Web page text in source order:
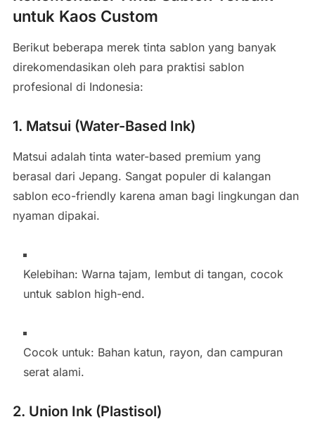
untuk Kaos Custom
Berikut beberapa merek tinta sablon yang banyak
direkomendasikan oleh para praktisi sablon
profesional di Indonesia:
1. Matsui (Water-Based Ink)
Matsui adalah tinta water-based premium yang
berasal dari Jepang. Sangat populer di kalangan
sablon eco-friendly karena aman bagi lingkungan dan
nyaman dipakai.
Kelebihan: Warna tajam, lembut di tangan, cocok
untuk sablon high-end.
Cocok untuk: Bahan katun, rayon, dan campuran
serat alami.
2. Union Ink (Plastisol)